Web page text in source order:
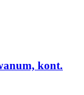
kont.